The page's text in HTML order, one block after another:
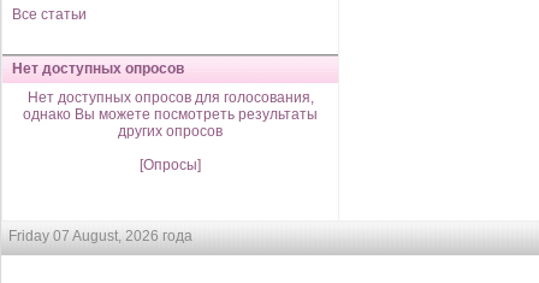
Все статьи
Нет доступных опросов
Нет доступных опросов для голосования,
однако Вы можете посмотреть результаты
других опросов
[Опросы]
Friday 07 August, 2026 года